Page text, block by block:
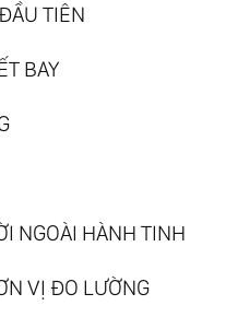
TIÊN
BAY
NGOÀI HÀNH TINH
VỊ ĐO LƯỜNG